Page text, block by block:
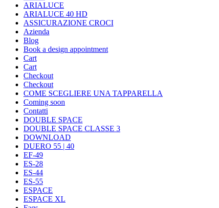
ARIALUCE
ARIALUCE 40 HD
ASSICURAZIONE CROCI
Azienda
Blog
Book a design appointment
Cart
Cart
Checkout
Checkout
COME SCEGLIERE UNA TAPPARELLA
Coming soon
Contatti
DOUBLE SPACE
DOUBLE SPACE CLASSE 3
DOWNLOAD
DUERO 55 | 40
EF-49
ES-28
ES-44
ES-55
ESPACE
ESPACE XL